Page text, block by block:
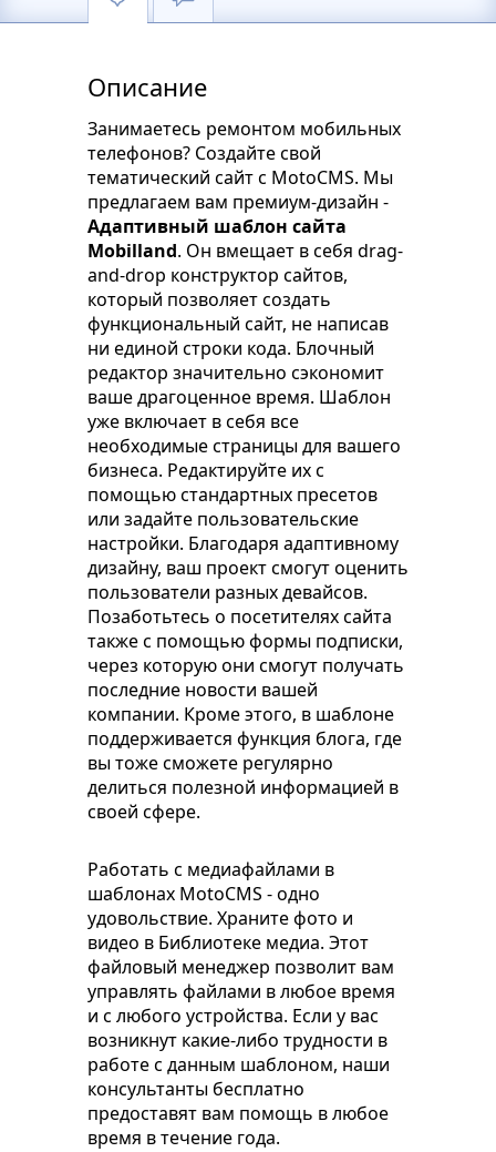
Описание
Занимаетесь ремонтом мобильных
телефонов? Создайте свой
тематический сайт с MotoCMS. Мы
предлагаем вам премиум-дизайн -
Адаптивный шаблон сайта
Mobilland. Он вмещает в себя drag-
and-drop конструктор сайтов,
который позволяет создать
функциональный сайт, не написав
ни единой строки кода. Блочный
редактор значительно сэкономит
ваше драгоценное время. Шаблон
уже включает в себя все
необходимые страницы для вашего
бизнеса. Редактируйте их с
помощью стандартных пресетов
или задайте пользовательские
настройки. Благодаря адаптивному
дизайну, ваш проект смогут оценить
пользователи разных девайсов.
Позаботьтесь о посетителях сайта
также с помощью формы подписки,
через которую они смогут получать
последние новости вашей
компании. Кроме этого, в шаблоне
поддерживается функция блога, где
вы тоже сможете регулярно
делиться полезной информацией в
своей сфере.
Работать с медиафайлами в
шаблонах MotoCMS - одно
удовольствие. Храните фото и
видео в Библиотеке медиа. Этот
файловый менеджер позволит вам
управлять файлами в любое время
и с любого устройства. Если у вас
возникнут какие-либо трудности в
работе с данным шаблоном, наши
консультанты бесплатно
предоставят вам помощь в любое
время в течение года.